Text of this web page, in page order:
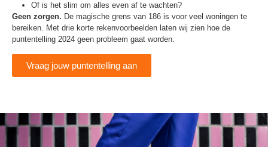
Of is het slim om alles even af te wachten?
Geen zorgen. De magische grens van 186 is voor veel woningen te
bereiken. Met drie korte rekenvoorbeelden laten wij zien hoe de
puntentelling 2024 geen probleem gaat worden.
Vraag jouw puntentelling aan